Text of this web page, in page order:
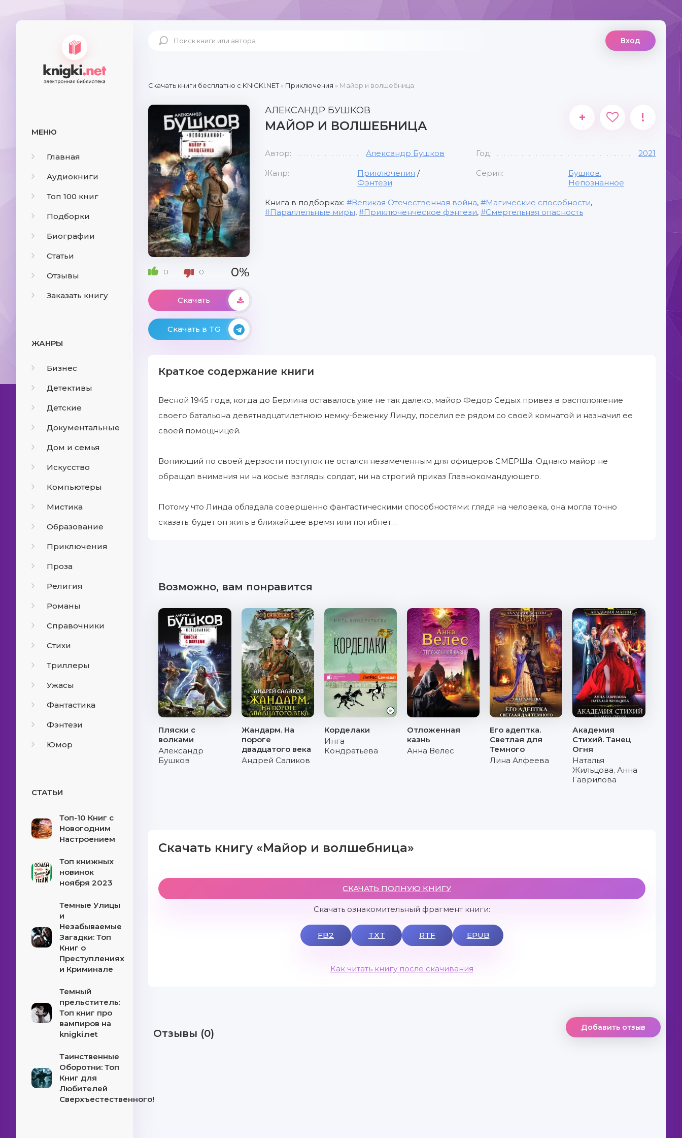
МЕНЮ
Главная
Аудиокниги
Топ 100 книг
Подборки
Биографии
Статьи
Отзывы
Заказать книгу
ЖАНРЫ
Бизнес
Детективы
Детские
Документальные
Дом и семья
Искусство
Компьютеры
Мистика
Образование
Приключения
Проза
Религия
Романы
Справочники
Стихи
Триллеры
Ужасы
Фантастика
Фэнтези
Юмор
СТАТЬИ
Топ-10 Книг с
Новогодним
Настроением
Топ книжных
новинок
ноября 2023
Темные Улицы
и
Незабываемые
Загадки: Топ
Книг о
Преступлениях
и Криминале
Темный
прельститель:
Топ книг про
вампиров на
knigki.net
Таинственные
Оборотни: Топ
Книг для
Любителей
Сверхъестественного!
Вход
Скачать книги бесплатно c KNIGKI.NET» Приключения » Майор и волшебница
0 0 0%
Скачать
Скачать в TG
АЛЕКСАНДР БУШКОВ
МАЙОР И ВОЛШЕБНИЦА
+ !
Автор: Александр Бушков Год: 2021
Жанр: Приключения /
Фэнтези
Серия:
Бушков.
Непознанное
Книга в подборках: Великая Отечественная война, Магические способности,
Параллельные миры, Приключенческое фэнтези, Смертельная опасность
Краткое содержание книги
Весной 1945 года, когда до Берлина оставалось уже не так далеко, майор Федор Седых привез в расположение
своего батальона девятнадцатилетнюю немку-беженку Линду, поселил ее рядом со своей комнатой и назначил ее
своей помощницей.
Вопиющий по своей дерзости поступок не остался незамеченным для офицеров СМЕРШа. Однако майор не
обращал внимания ни на косые взгляды солдат, ни на строгий приказ Главнокомандующего.
Потому что Линда обладала совершенно фантастическими способностями: глядя на человека, она могла точно
сказать: будет он жить в ближайшее время или погибнет…
Возможно, вам понравится
Пляски с
волками
Александр
Бушков
Жандарм. На
пороге
двадцатого века
Андрей Саликов
Корделаки
Инга
Кондратьева
Отложенная
казнь
Анна Велес
Его адептка.
Светлая для
Темного
Лина Алфеева
Академия
Стихий. Танец
Огня
Наталья
Жильцова,Анна
Гаврилова
Скачать книгу «Майор и волшебница»
СКАЧАТЬ ПОЛНУЮ КНИГУ
Скачать ознакомительный фрагмент книги:
FB2 TXT RTF EPUB
Как читать книгу после скачивания
Отзывы (0) Добавить отзыв